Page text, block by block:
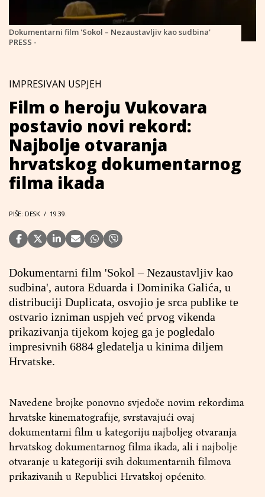
Dokumentarni film 'Sokol – Nezaustavljiv kao sudbina'
PRESS -
IMPRESIVAN USPJEH
Film o heroju Vukovara
postavio novi rekord:
Najbolje otvaranja
hrvatskog dokumentarnog
filma ikada
PIŠE: DESK / 19.39.
Dokumentarni film 'Sokol – Nezaustavljiv kao
sudbina', autora Eduarda i Dominika Galića, u
distribuciji Duplicata, osvojio je srca publike te
ostvario izniman uspjeh već prvog vikenda
prikazivanja tijekom kojeg ga je pogledalo
impresivnih 6884 gledatelja u kinima diljem
Hrvatske.
Navedene brojke ponovno svjedoče novim rekordima
hrvatske kinematografije, svrstavajući ovaj
dokumentarni film u kategoriju najboljeg otvaranja
hrvatskog dokumentarnog filma ikada, ali i najbolje
otvaranje u kategoriji svih dokumentarnih filmova
prikazivanih u Republici Hrvatskoj općenito.